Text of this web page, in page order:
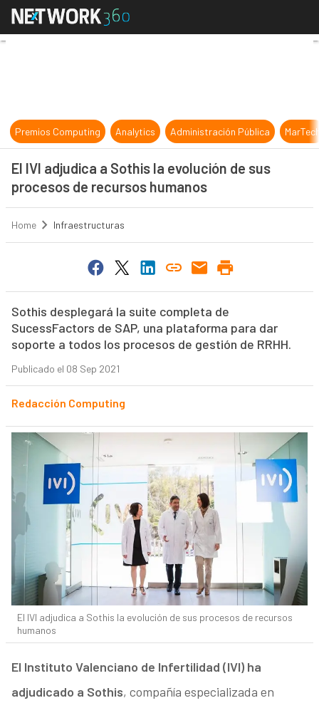
El IVI adjudica a Sothis la
Premios Computing Analytics Administración Pública
El IVI adjudica a Sothis la evolución de sus
procesos de recursos humanos
Home Infraestructuras
Sothis desplegará la suite completa de
SucessFactors de SAP, una plataforma para dar
soporte a todos los procesos de gestión de RRHH.
Publicado el 08 Sep 2021
Redacción Computing
El IVI adjudica a Sothis la evolución de sus procesos de recursos
humanos
El Instituto Valenciano de Infertilidad (IVI) ha
adjudicado a Sothis, compañía especializada en